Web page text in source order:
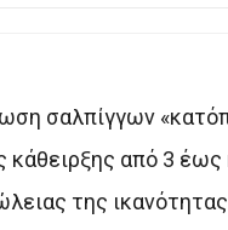
σαλπίγγων
κάθειρξης από 3
της